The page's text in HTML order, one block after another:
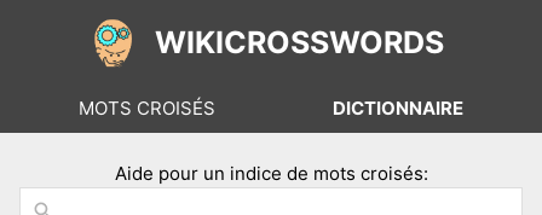
WIKICROSSWORDS
MOTS CROISÉS DICTIONNAIRE
Aide pour un indice de mots croisés: